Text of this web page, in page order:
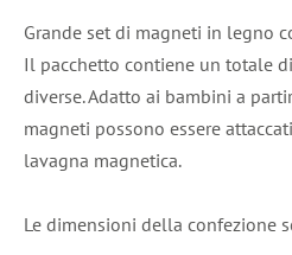
Grande set di magneti in legno
Il pacchetto contiene un totale
diverse. Adatto ai bambini a
magneti possono essere
lavagna magnetica.
Le dimensioni della confezione